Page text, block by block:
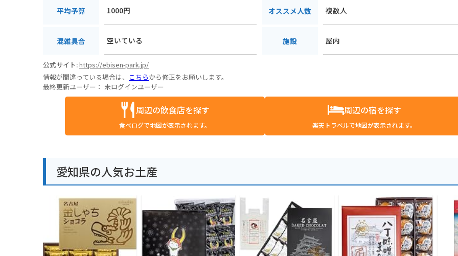
平均予算 1000円 オススメ人数 複数人
混雑具合 空いている 施設 屋内
公式サイト:https://ebisen-park.jp/
情報が間違っている場合は、 こちらから修正をお願いします。
最終更新ユーザー： 未ログインユーザー
周辺の飲食店を探す
食べログで地図が表示されます。
周辺の宿を探す
楽天トラベルで地図が表示されます。
愛知県の人気お土産